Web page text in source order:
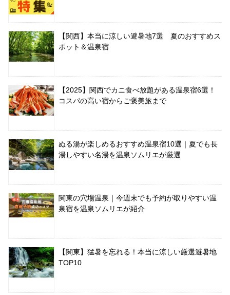
【関西】本当に涼しい避暑地7選 夏のおすすめス
ポット＆温泉宿
【2025】関西でカニ食べ放題がある温泉宿6選！
コスパの高い宿からご褒美旅まで
ぬる湯が楽しめるおすすめ温泉宿10選｜夏でも長
湯しやすい名湯を温泉ソムリエが厳選
関東の穴場温泉｜今週末でも予約が取りやすい温
泉宿を温泉ソムリエが紹介
【関東】猛暑を忘れる！本当に涼しい厳選避暑地
TOP10